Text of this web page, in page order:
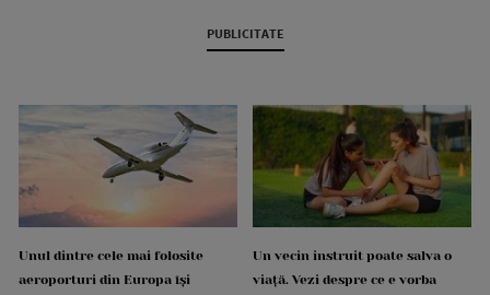
PUBLICITATE
Unul dintre cele mai folosite
aeroporturi din Europa își
Un vecin instruit poate salva o
viață. Vezi despre ce e vorba